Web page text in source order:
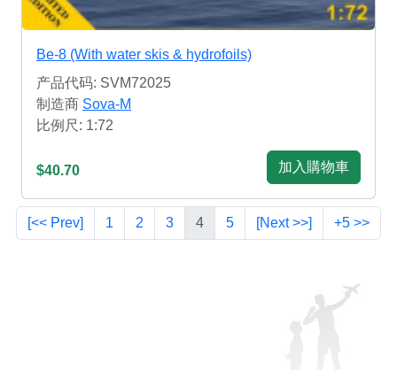
Be-8 (With water skis & hydrofoils)
产品代码: SVM72025
制造商 Sova-M
比例尺: 1:72
$40.70 加入購物車
[<< Prev] 1 2 3 4 5 [Next >>] +5 >>